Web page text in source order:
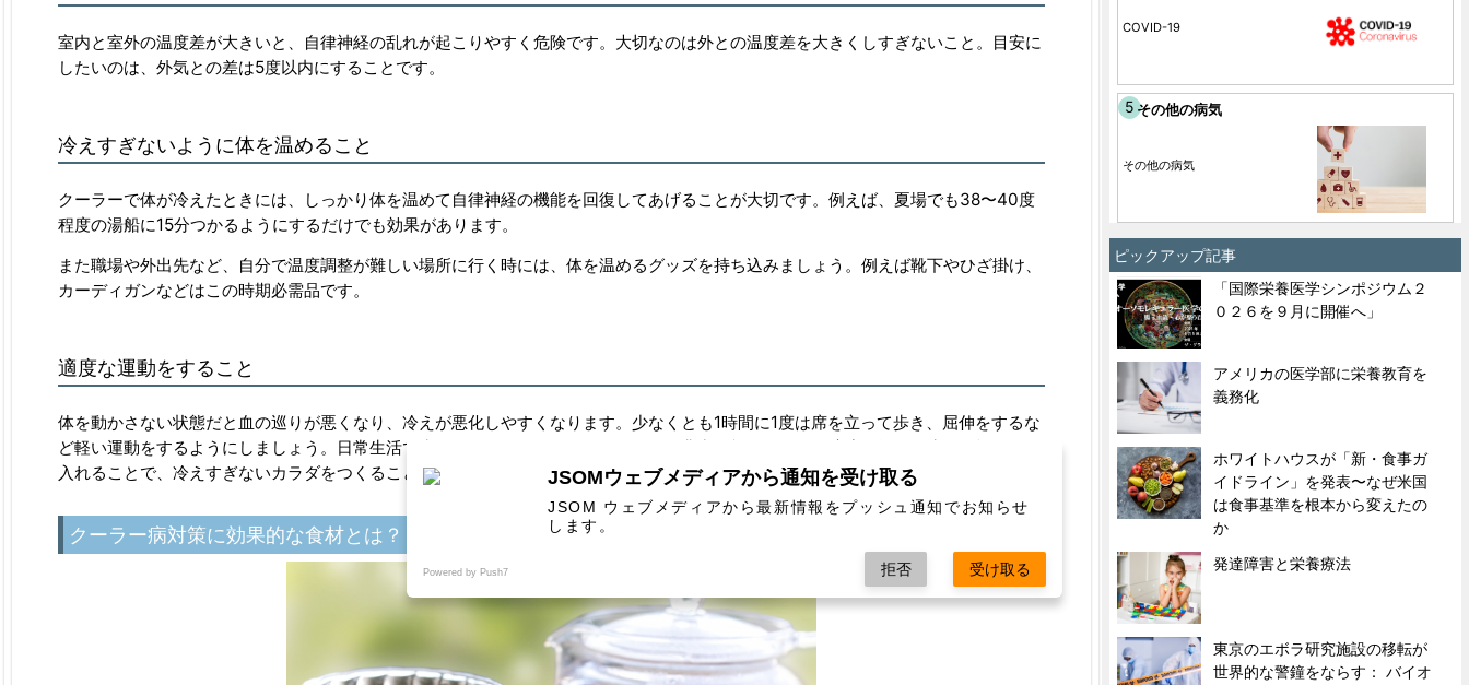
室内と室外の温度差が大きいと、自律神経の乱れが起こりやすく危険です。大切なのは外との温度差を大きくしすぎないこと。目安に
したいのは、外気との差は5度以内にすることです。
冷えすぎないように体を温めること
クーラーで体が冷えたときには、しっかり体を温めて自律神経の機能を回復してあげることが大切です。例えば、夏場でも38〜40度
程度の湯船に15分つかるようにするだけでも効果があります。
また職場や外出先など、自分で温度調整が難しい場所に行く時には、体を温めるグッズを持ち込みましょう。例えば靴下やひざ掛け、
カーディガンなどはこの時期必需品です。
適度な運動をすること
体を動かさない状態だと血の巡りが悪くなり、冷えが悪化しやすくなります。少なくとも1時間に1度は席を立って歩き、屈伸をするな
ど軽い運動をするようにしましょう。日常生活で歩いたりランニングしたりするのも非常に効果的です。適度な運動を生活習慣に取り
入れることで、冷えすぎないカラダをつくることができます。
クーラー病対策に効果的な食材とは？
COVID-19
その他の病気
その他の病気
ピックアップ記事
「国際栄養医学シンポジウム２
０２６を９月に開催へ」
アメリカの医学部に栄養教育を
義務化
ホワイトハウスが「新・食事ガ
イドライン」を発表〜なぜ米国
は食事基準を根本から変えたの
か
発達障害と栄養療法
東京のエボラ研究施設の移転が
世界的な警鐘をならす： バイオ
JSOMウェブメディアから通知を受け取る
JSOM ウェブメディアから最新情報をプッシュ通知でお知らせ
します。
Powered by Push7 拒否 受け取る